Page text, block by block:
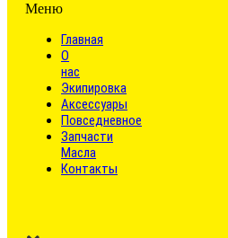
Меню
Главная
О
нас
Экипировка
Аксессуары
Повседневное
Запчасти
Масла
Контакты